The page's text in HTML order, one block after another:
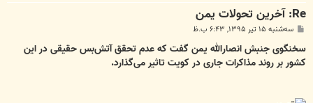
Re: آخرین تحولات یمن
پ
ت
سه‌شنبه ۱۵ تیر ۱۳۹۵, ۶:۴۳ ب.ظ
سخنگوی جنبش انصارالله یمن گفت که عدم تحقق آتش‌بس حقیقی در این
کشور بر روند مذاکرات جاری در کویت تاثیر می‌گذارد.